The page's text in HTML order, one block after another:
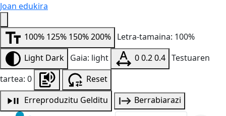
Joan edukira
100% 125% 150%200% Letra-tamaina: 100%
Light Dark Gaia: light 00.20.4 Testuaren
tartea: 0
Reset
Erreproduzitu Gelditu
Berrabiarazi